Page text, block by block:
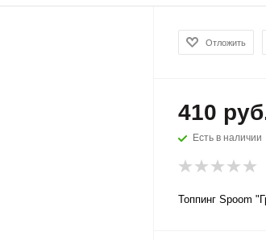
Отложить
410
Есть в наличии
Топпинг Spoom